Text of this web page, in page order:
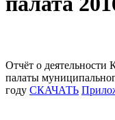
Отчёт о деятельности
палаты
году СКАЧАТЬ